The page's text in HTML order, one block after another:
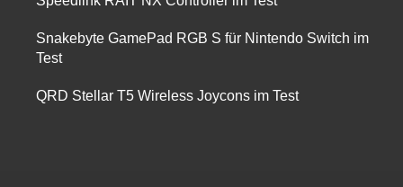
Snakebyte GamePad RGB S für Nintendo Switch im
Test
QRD Stellar T5 Wireless Joycons im Test